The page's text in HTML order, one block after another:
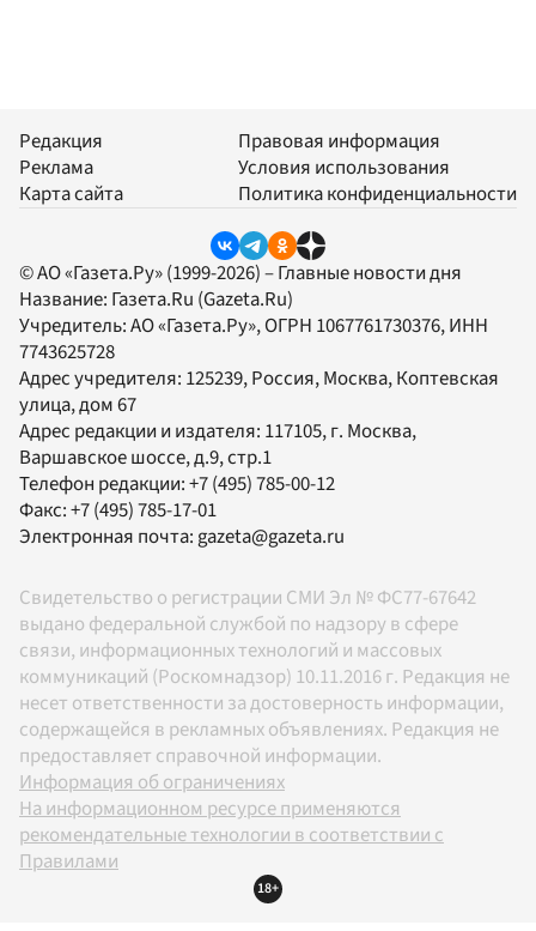
Редакция
Реклама
Карта сайта
Правовая информация
Условия использования
Политика конфиденциальности
© АО «Газета.Ру» (1999-2026) – Главные новости дня
Название: Газета.Ru (Gazeta.Ru)
Учредитель:АО «Газета.Ру», ОГРН 1067761730376, ИНН
7743625728
Адрес учредителя: 125239, Россия, Москва, Коптевская
улица, дом 67
Адрес редакции и издателя: 117105, г. Москва,
Варшавское шоссе, д.9, стр.1
Телефон редакции:+7 (495) 785-00-12
Факс:+7 (495) 785-17-01
Электронная почта:gazeta@gazeta.ru
Свидетельство о регистрации СМИ Эл № ФС77-67642
выдано федеральной службой по надзору в сфере
связи, информационных технологий и массовых
коммуникаций (Роскомнадзор) 10.11.2016 г. Редакция не
несет ответственности за достоверность информации,
содержащейся в рекламных объявлениях. Редакция не
предоставляет справочной информации.
Информация об ограничениях
На информационном ресурсе применяются
рекомендательные технологии в соответствии с
Правилами
18+